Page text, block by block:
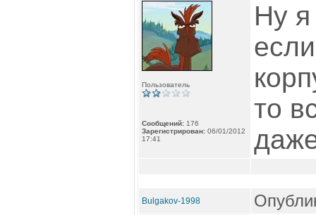
Пользователь
Сообщений: 176
Зарегистрирован: 06/01/2012
17:41
Ну
то
Bulgakov-1998